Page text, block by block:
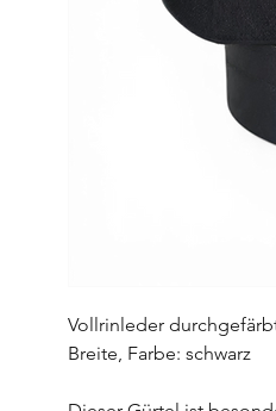
Vollrinleder
Breite, Farbe: schwarz